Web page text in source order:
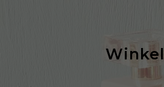
Winkel